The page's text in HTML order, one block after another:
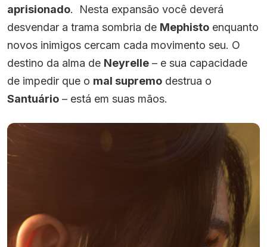
aprisionado. Nesta expansão você deverá
desvendar a trama sombria de Mephisto enquanto
novos inimigos cercam cada movimento seu. O
destino da alma de Neyrelle – e sua capacidade
de impedir que o mal supremo destrua o
Santuário – está em suas mãos.